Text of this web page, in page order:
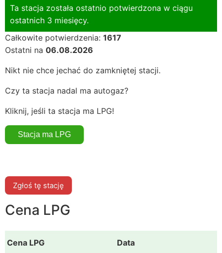
Ta stacja została ostatnio potwierdzona w ciągu
ostatnich 3 miesięcy.
Całkowite potwierdzenia: 1617
Ostatni na 06.08.2026
Nikt nie chce jechać do zamkniętej stacji.
Czy ta stacja nadal ma autogaz?
Kliknij, jeśli ta stacja ma LPG!
Zgłoś tę stację
Cena LPG
Cena LPG Data